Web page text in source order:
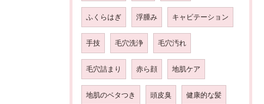
ふくらはぎ 浮腫み キャビテーション
手技 毛穴洗浄 毛穴汚れ
毛穴詰まり 赤ら顔 地肌ケア
地肌のベタつき 頭皮臭 健康的な髪